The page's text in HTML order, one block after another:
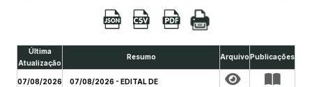
Última
Atualização
Resumo ArquivoPublicações
07/08/2026
07/08/2026 - EDITAL DE